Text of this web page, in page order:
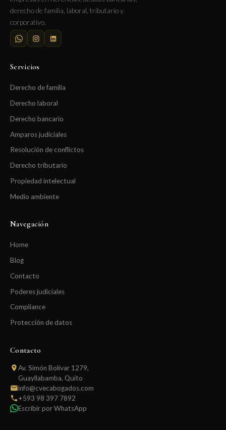
derecho de familia, laboral, tributario y
corporativo.
Servicios
Derecho de familia
Derecho laboral
Derecho bancario
Amparos judiciales
Resolución de conflictos
Derecho tributario
Propiedad intelectual
Medio ambiente
Navegación
Home
Blog
Contacto
Poderes judiciales
Compliance
Protección de datos
Contacto
Av. Simón Bolívar 1279,
Guayllabamba, Quito
info@cvecabogados.com
+593 98 397 7892
Escribir por WhatsApp